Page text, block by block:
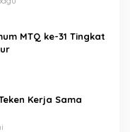
MTQ ke-31 Tingkat
Kerja Sama